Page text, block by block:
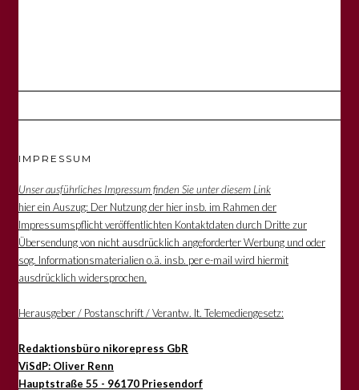
IMPRESSUM
Unser ausführliches Impressum finden Sie unter diesem Link
hier ein Auszug: Der Nutzung der hier insb. im Rahmen der
Impressumspflicht veröffentlichten Kontaktdaten durch Dritte zur
Übersendung von nicht ausdrücklich angeforderter Werbung und oder
sog. Informationsmaterialien o.ä. insb. per e-mail wird hiermit
ausdrücklich widersprochen.
Herausgeber / Postanschrift / Verantw. lt. Telemediengesetz:
Redaktionsbüro nikorepress GbR
ViSdP: Oliver Renn
Hauptstraße 55 - 96170 Priesendorf